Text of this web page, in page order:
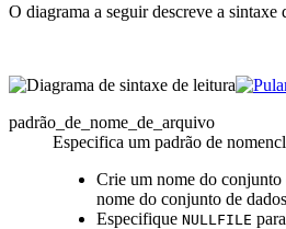
O diagrama a seguir descreve a sintaxe
padrão_de_nome_de_arquivo
Especifica um padrão de
Crie um nome do conjunto
nome do conjunto de
Especifique NULLFILE